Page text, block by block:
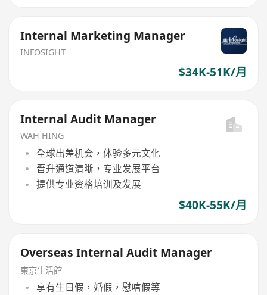
Internal Marketing Manager
INFOSIGHT
$34K-51K/月
Internal Audit Manager
WAH HING
全球出差机会，体验多元文化
晋升通道清晰，专业发展平台
提供专业资格培训及发展
$40K-55K/月
Overseas Internal Audit Manager
東京生活館
享有生日假，婚假，慰唁假等